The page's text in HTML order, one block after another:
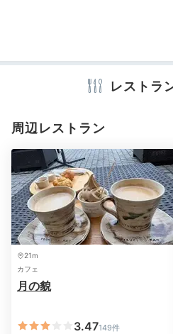
浴衣に着替え、貸切風呂に直行しま
18:00
個室食が嬉しい♩
上州食材が満載の夕食
※設備・アメニティは、確認が取れている
レストラ
周辺レストラン
21m
カフェ
月の貌
3.47149件